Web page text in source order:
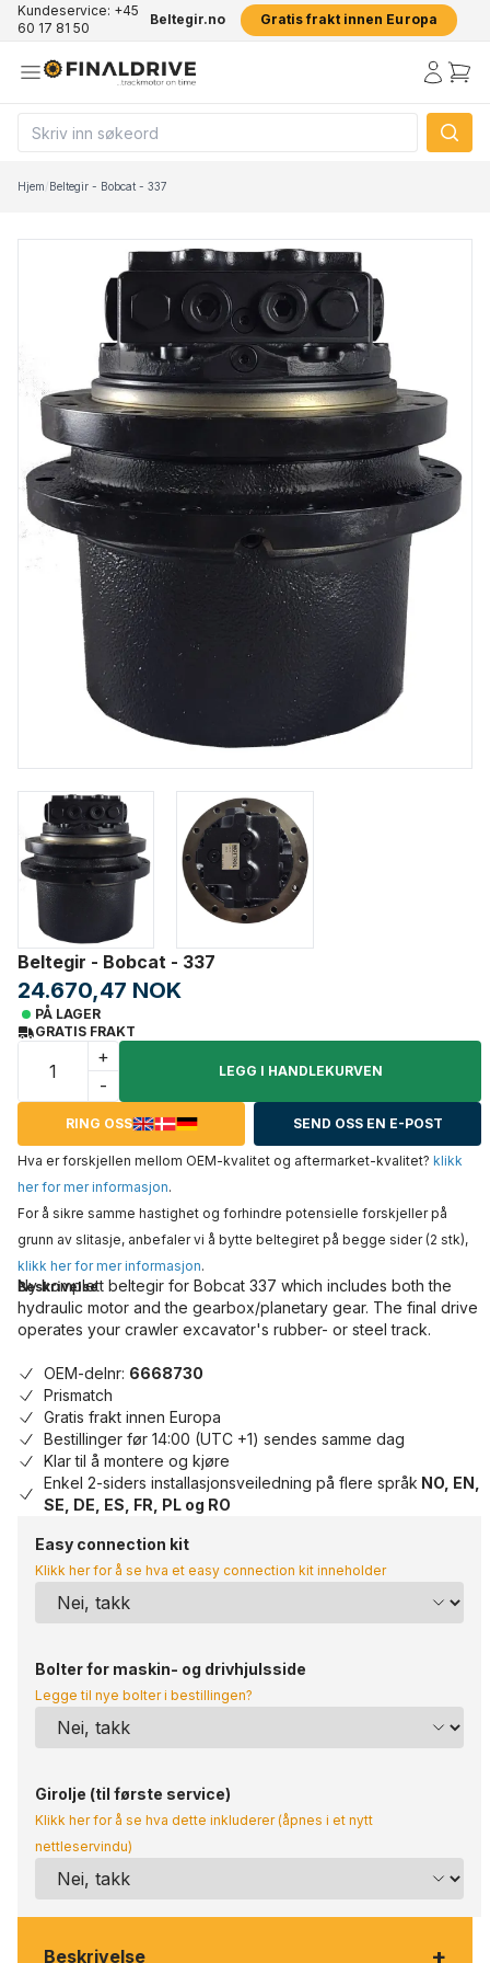
Kundeservice: +45
60 17 81 50
Beltegir.no Gratis frakt innen Europa
Hjem/Beltegir - Bobcat - 337
Beltegir - Bobcat - 337
24.670,47 NOK
PÅ LAGER
GRATIS FRAKT
+
-
LEGG I HANDLEKURVEN
RING OSS SEND OSS EN E-POST
Hva er forskjellen mellom OEM-kvalitet og aftermarket-kvalitet? klikk
her for mer informasjon.
For å sikre samme hastighet og forhindre potensielle forskjeller på
grunn av slitasje, anbefaler vi å bytte beltegiret på begge sider (2 stk),
klikk her for mer informasjon.
Beskrivelse
Ny komplett beltegir for Bobcat 337 which includes both the
hydraulic motor and the gearbox/planetary gear. The final drive
operates your crawler excavator's rubber- or steel track.
OEM-delnr: 6668730
Prismatch
Gratis frakt innen Europa
Bestillinger før 14:00 (UTC +1) sendes samme dag
Klar til å montere og kjøre
Enkel 2-siders installasjonsveiledning på flere språk NO, EN,
SE, DE, ES, FR, PL og RO
Easy connection kit
Klikk her for å se hva et easy connection kit inneholder
Bolter for maskin- og drivhjulsside
Legge til nye bolter i bestillingen?
Girolje (til første service)
Klikk her for å se hva dette inkluderer (åpnes i et nytt
nettleservindu)
Beskrivelse +